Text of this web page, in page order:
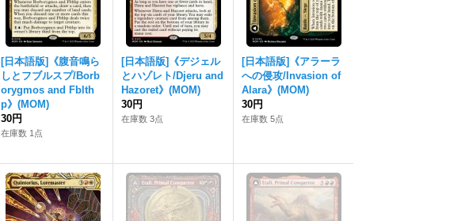
[日本語版]《腹音鳴ら
しとフブルスプ/Borb
orygmos and Fblth
p》(MOM)
30円
在庫数 1点
[日本語版]《デジェル
とハゾレト/Djeru and
Hazoret》(MOM)
30円
在庫数 3点
[日本語版]《アラーラ
への侵攻/Invasion of
Alara》(MOM)
30円
在庫数 5点